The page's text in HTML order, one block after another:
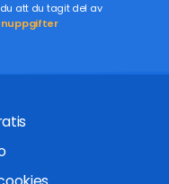
att du tagit del av